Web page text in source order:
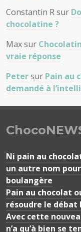
Constantin Rsur
chocolatine ?
Maxsur
vraie réponse
Petersur Pain au
demandé à
Ni pain au
un autre nom
boulangère
Pain au chocolat
résoudre le débat
Avec cette
n’a qu’à bien se